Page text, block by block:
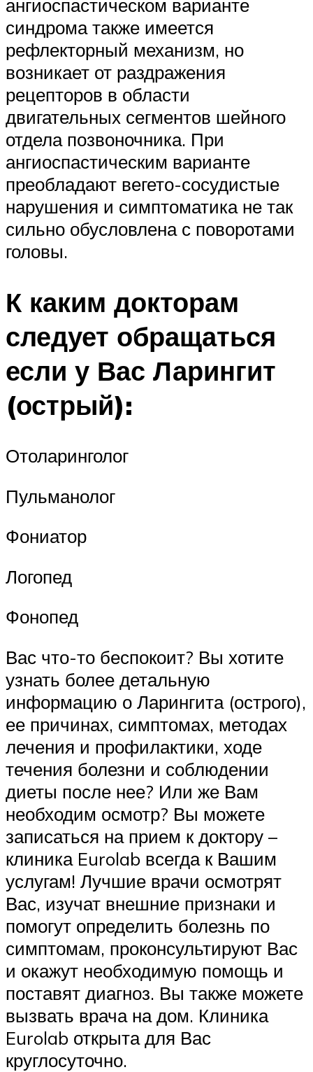
ангиоспастическом варианте
синдрома также имеется
рефлекторный механизм, но
возникает от раздражения
рецепторов в области
двигательных сегментов шейного
отдела позвоночника. При
ангиоспастическим варианте
преобладают вегето-сосудистые
нарушения и симптоматика не так
сильно обусловлена с поворотами
головы.
К каким докторам
следует обращаться
если у Вас Ларингит
(острый):
Отоларинголог
Пульманолог
Фониатор
Логопед
Фонопед
Вас что-то беспокоит? Вы хотите
узнать более детальную
информацию о Ларингита (острого),
ее причинах, симптомах, методах
лечения и профилактики, ходе
течения болезни и соблюдении
диеты после нее? Или же Вам
необходим осмотр? Вы можете
записаться на прием к доктору –
клиника Eurolab всегда к Вашим
услугам! Лучшие врачи осмотрят
Вас, изучат внешние признаки и
помогут определить болезнь по
симптомам, проконсультируют Вас
и окажут необходимую помощь и
поставят диагноз. Вы также можете
вызвать врача на дом. Клиника
Eurolab открыта для Вас
круглосуточно.